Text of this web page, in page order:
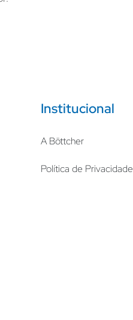
Institucional
A Böttcher
Política de Privacidade